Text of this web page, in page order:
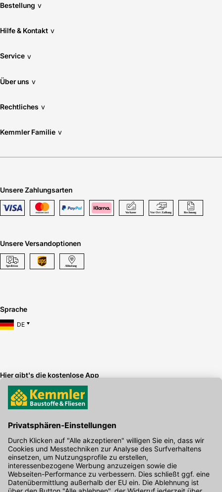
Bestellung v
Hilfe & Kontakt v
Service v
Über uns v
Rechtliches v
Kemmler Familie v
Unsere Zahlungsarten
Unsere Versandoptionen
Sprache
DE
Hier gibt's die kostenlose App
Kontakt
Unser Onlineshop Team ist montags bis freitags von 08:00 - 17:00
Uhr unter der Telefonnummer07071 / 151-151 für Sie erreichbar.
Alternativ können Sie unser Kontaktformular nutzen.